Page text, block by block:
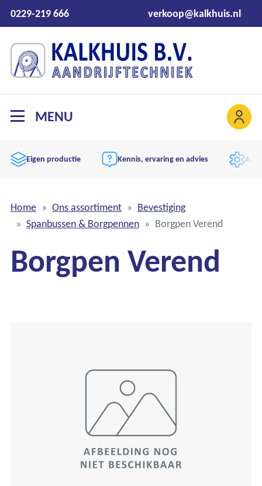
0229-219 666 verkoop@kalkhuis.nl
MENU
Eigen productie Kennis, ervaring en advies
Home Ons assortiment
Bevestiging
Spanbussen & Borgpennen
Borgpen Verend
Borgpen Verend